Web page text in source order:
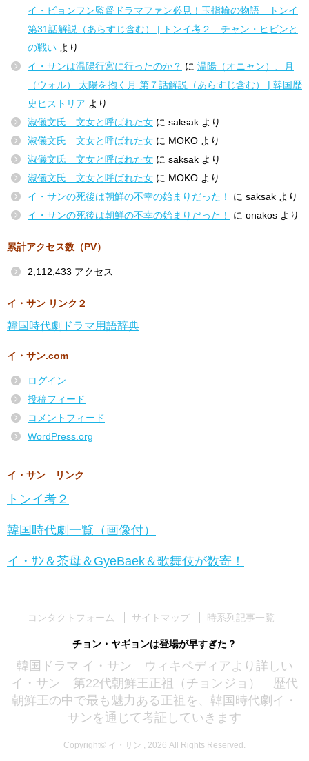
イ・ビョンフン監督ドラマファン必見！玉指輪の物語 トンイ
第31話解説（あらすじ含む） | トンイ考２ チャン・ヒビンと
の戦い より
イ・サンは温陽行宮に行ったのか？ に 温陽（オニャン）、月
（ウォル） 太陽を抱く月 第７話解説（あらすじ含む） | 韓国歴
史ヒストリア より
淑儀文氏 文女と呼ばれた女 に saksak より
淑儀文氏 文女と呼ばれた女 に MOKO より
淑儀文氏 文女と呼ばれた女 に saksak より
淑儀文氏 文女と呼ばれた女 に MOKO より
イ・サンの死後は朝鮮の不幸の始まりだった！
に saksak より
イ・サンの死後は朝鮮の不幸の始まりだった！
に onakos より
累計アクセス数（PV）
2,112,433 アクセス
イ・サン リンク２
韓国時代劇ドラマ用語辞典
イ・サン.com
ログイン
投稿フィード
コメントフィード
WordPress.org
イ・サン リンク
トンイ考２
韓国時代劇一覧（画像付）
イ・ｻﾝ＆茶母＆GyeBaek＆歌舞伎が数寄！
コンタクトフォーム サイトマップ 時系列記事一覧
チョン・ヤギョンは登場が早すぎた？
韓国ドラマ イ・サン ウィキペディアより詳しい
イ・サン 第22代朝鮮王正祖（チョンジョ） 歴代
朝鮮王の中で最も魅力ある正祖を、韓国時代劇イ・
サンを通じて考証していきます
Copyright© イ・サン , 2026 All Rights Reserved.